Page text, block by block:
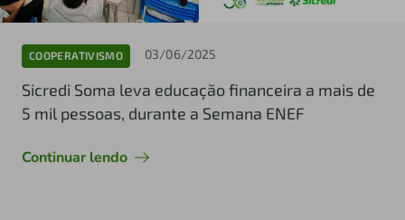
COOPERATIVISMO 03/06/2025
Sicredi Soma leva educação financeira a mais de
5 mil pessoas, durante a Semana ENEF
Continuar lendo